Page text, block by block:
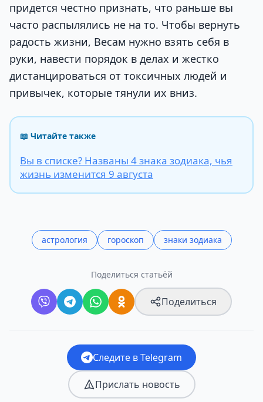
придется честно признать, что раньше вы
часто распылялись не на то. Чтобы вернуть
радость жизни, Весам нужно взять себя в
руки, навести порядок в делах и жестко
дистанцироваться от токсичных людей и
привычек, которые тянули их вниз.
📖 Читайте также
Вы в списке? Названы 4 знака зодиака, чья
жизнь изменится 9 августа
астрология гороскоп знаки зодиака
Поделиться статьёй
Поделиться
Следите в Telegram
Прислать новость